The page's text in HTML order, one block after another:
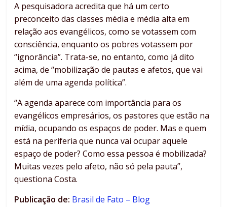
A pesquisadora acredita que há um certo
preconceito das classes média e média alta em
relação aos evangélicos, como se votassem com
consciência, enquanto os pobres votassem por
“ignorância”. Trata-se, no entanto, como já dito
acima, de “mobilização de pautas e afetos, que vai
além de uma agenda política”.
“A agenda aparece com importância para os
evangélicos empresários, os pastores que estão na
mídia, ocupando os espaços de poder. Mas e quem
está na periferia que nunca vai ocupar aquele
espaço de poder? Como essa pessoa é mobilizada?
Muitas vezes pelo afeto, não só pela pauta”,
questiona Costa.
Publicação de: Brasil de Fato – Blog